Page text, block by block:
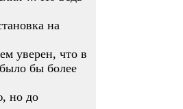
на
уверен, что в
бы более
но до